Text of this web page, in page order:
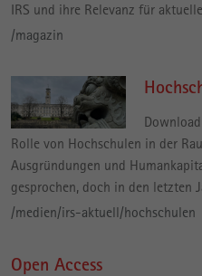
IRS und ihre Relevanz für
/magazin
Rolle von Hochschulen in der
Ausgründungen und
gesprochen, doch in den letzten
/medien/irs-aktuell/hochschulen
Open Access